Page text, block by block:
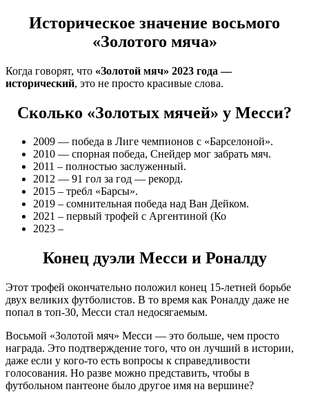
Историческое значение восьмого
«Золотого мяча»
Когда говорят, что «Золотой мяч» 2023 года —
исторический, это не просто красивые слова.
Сколько «Золотых мячей» у Месси?
2009 — победа в Лиге чемпионов с «Барселоной».
2010 — спорная победа, Снейдер мог забрать мяч.
2011 – полностью заслуженный.
2012 — 91 гол за год — рекорд.
2015 – требл «Барсы».
2019 – сомнительная победа над Ван Дейком.
2021 – первый трофей с Аргентиной (Ко
2023 –
Конец дуэли Месси и Роналду
Этот трофей окончательно положил конец 15-летней борьбе
двух великих футболистов. В то время как Роналду даже не
попал в топ-30, Месси стал недосягаемым.
Восьмой «Золотой мяч» Месси — это больше, чем просто
награда. Это подтверждение того, что он лучший в истории,
даже если у кого-то есть вопросы к справедливости
голосования. Но разве можно представить, чтобы в
футбольном пантеоне было другое имя на вершине?